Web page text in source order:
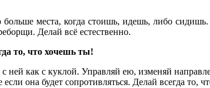
места, когда стоишь, идешь, либо
Делай всё естественно.
то, что хочешь ты!
как с куклой. Управляй ею, изменяй
она будет сопротивляться. Делай всегда то,